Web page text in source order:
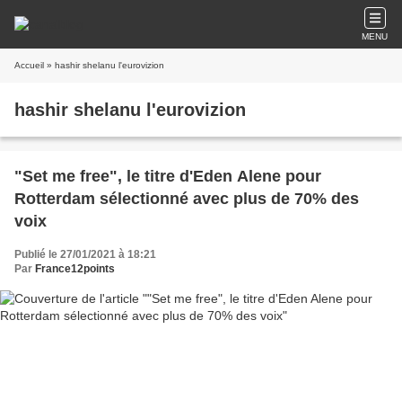
MENU
Accueil » hashir shelanu l'eurovizion
hashir shelanu l'eurovizion
"Set me free", le titre d'Eden Alene pour
Rotterdam sélectionné avec plus de 70% des
voix
Publié le 27/01/2021 à 18:21
Par France12points